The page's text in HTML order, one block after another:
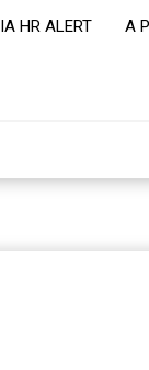
HR ALERT A